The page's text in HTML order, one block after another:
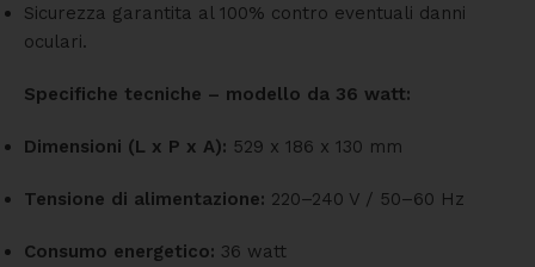
Sicurezza garantita al 100% contro eventuali danni
oculari.
Specifiche tecniche – modello da 36 watt:
Dimensioni (L x P x A): 529 x 186 x 130 mm
Tensione di alimentazione: 220–240 V / 50–60 Hz
Consumo energetico: 36 watt